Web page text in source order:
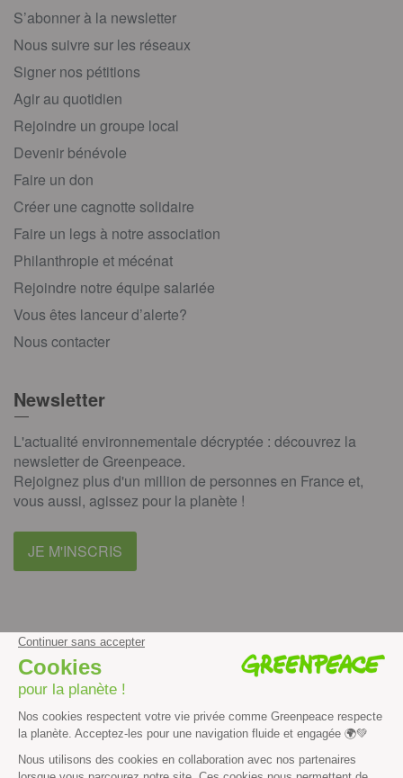
S’abonner à la newsletter
Nous suivre sur les réseaux
Signer nos pétitions
Agir au quotidien
Rejoindre un groupe local
Devenir bénévole
Faire un don
Créer une cagnotte solidaire
Faire un legs à notre association
Philanthropie et mécénat
Rejoindre notre équipe salariée
Vous êtes lanceur d’alerte?
Nous contacter
Newsletter
L'actualité environnementale décryptée : découvrez la
newsletter de Greenpeace.
Rejoignez plus d'un million de personnes en France et,
vous aussi, agissez pour la planète !
JE M'INSCRIS
instagramyoutube
Contenus et propriété intellectuelle
Mentions légales